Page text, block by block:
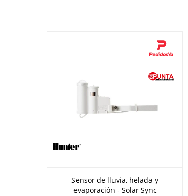
Sensor de lluvia, helada y
evaporación - Solar Sync